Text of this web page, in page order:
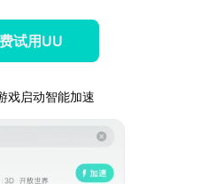
试用UU
戏启动智能加速